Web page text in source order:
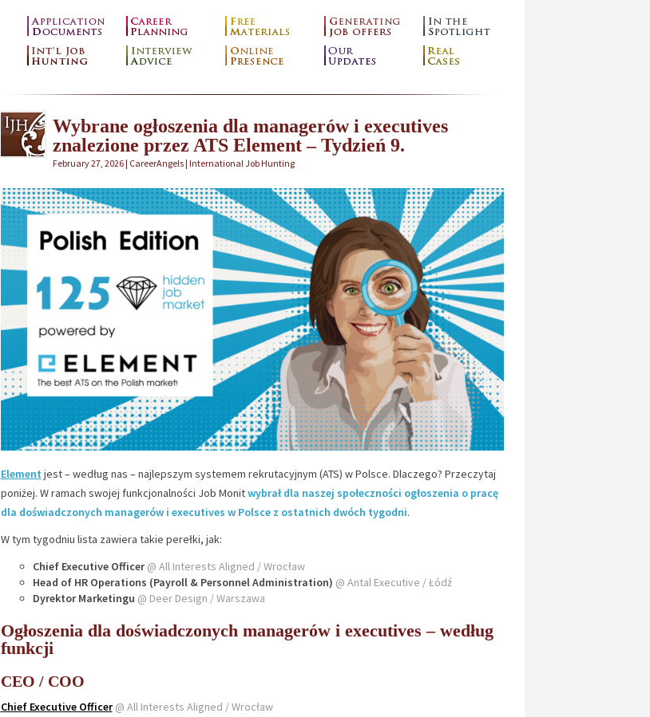
Wybrane ogłoszenia dla managerów i executives
znalezione przez ATS Element – Tydzień 9.
February 27, 2026 | CareerAngels | International Job Hunting
Element jest – według nas – najlepszym systemem rekrutacyjnym (ATS) w Polsce. Dlaczego? Przeczytaj
poniżej. W ramach swojej funkcjonalności Job Monitwybrał dla naszej społeczności ogłoszenia o pracę
dla doświadczonych managerów i executives w Polsce z ostatnich dwóch tygodni.
W tym tygodniu lista zawiera takie perełki, jak:
Chief Executive Officer @ All Interests Aligned / Wrocław
Head of HR Operations (Payroll & Personnel Administration) @ Antal Executive / Łódź
Dyrektor Marketingu @ Deer Design / Warszawa
Ogłoszenia dla doświadczonych managerów i executives – według
funkcji
CEO / COO
Chief Executive Officer @ All Interests Aligned / Wrocław